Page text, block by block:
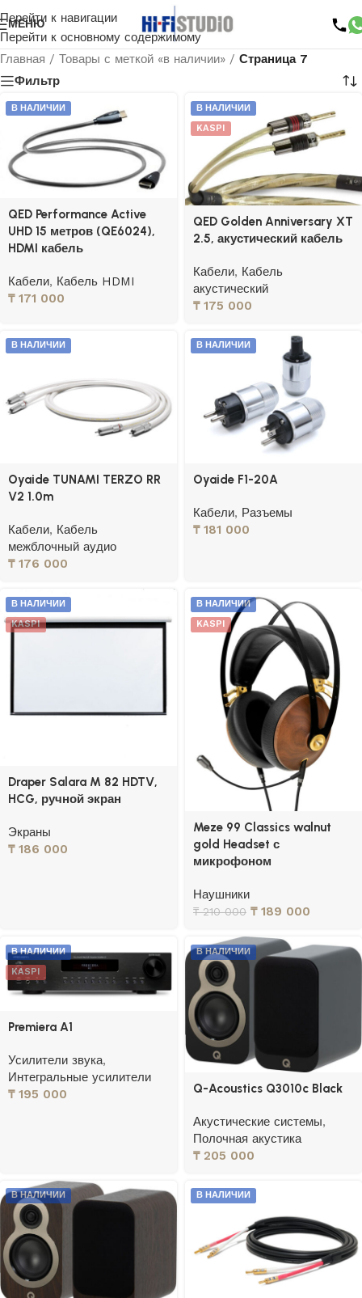
Перейти к навигации
Перейти к основному содержимому
МЕНЮ
Главная / Товары с меткой «в наличии» / Страница 7
Фильтр
В НАЛИЧИИ
QED Performance Active
UHD 15 метров (QE6024),
HDMI кабель
Кабели, Кабель HDMI
₸171 000
KASPI
В НАЛИЧИИ
QED Golden Anniversary XT
2.5, акустический кабель
Кабели, Кабель
акустический
₸175 000
В НАЛИЧИИ
Oyaide TUNAMI TERZO RR
V2 1.0m
Кабели, Кабель
межблочный аудио
₸176 000
В НАЛИЧИИ
Oyaide F1-20A
Кабели, Разъемы
₸181 000
KASPI
В НАЛИЧИИ
Draper Salara M 82 HDTV,
HCG, ручной экран
Экраны
₸186 000
KASPI
В НАЛИЧИИ
Meze 99 Classics walnut
gold Headset с
микрофоном
Наушники
₸210 000 ₸189 000
KASPI
В НАЛИЧИИ
Premiera A1
Усилители звука,
Интегральные усилители
₸195 000
В НАЛИЧИИ
Q-Acoustics Q3010c Black
Акустические системы,
Полочная акустика
₸205 000
В НАЛИЧИИ В НАЛИЧИИ